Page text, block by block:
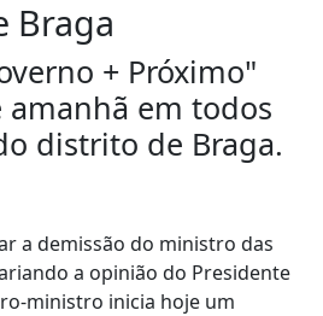
Braga
+ Próximo"
amanhã em todos
distrito de Braga.
a demissão do ministro das
a opinião do Presidente
ministro inicia hoje um